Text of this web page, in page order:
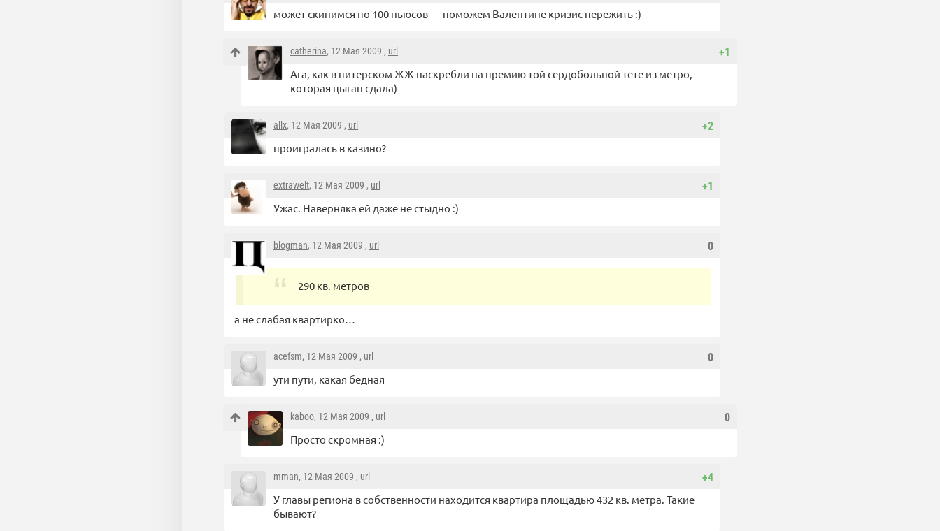
может скинимся по 100 ньюсов — поможем Валентине кризис пережить :)
+1
catherina, 12 Мая 2009 , url
Ага, как в питерском ЖЖ наскребли на премию той сердобольной тете из метро,
которая цыган сдала)
+2
allx, 12 Мая 2009 , url
проигралась в казино?
+1
extrawelt, 12 Мая 2009 , url
Ужас. Наверняка ей даже не стыдно :)
0
blogman, 12 Мая 2009 , url
290 кв. метров
а не слабая квартирко…
0
acefsm, 12 Мая 2009 , url
ути пути, какая бедная
0
kaboo, 12 Мая 2009 , url
Просто скромная :)
+4
mman, 12 Мая 2009 , url
У главы региона в собственности находится квартира площадью 432 кв. метра. Такие
бывают?